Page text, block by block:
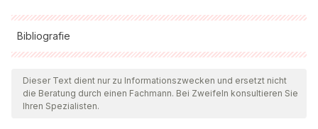
Bibliografie
Alle zitierten Quellen wurden von unserem Team gründlich
geprüft, um deren Qualität, Verlässlichkeit, Aktualität und
Gültigkeit zu gewährleisten. Die Bibliographie dieses Artikels
Dieser Text dient nur zu Informationszwecken und ersetzt nicht
die Beratung durch einen Fachmann. Bei Zweifeln konsultieren Sie
Ihren Spezialisten.